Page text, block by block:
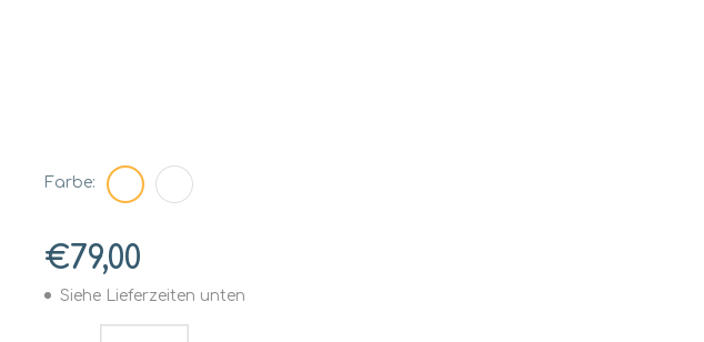
Farbe:
€79,00
Siehe Lieferzeiten unten